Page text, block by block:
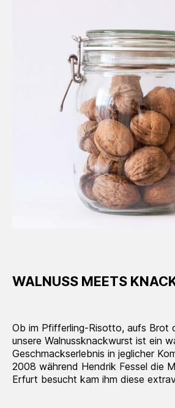
WALNUSS MEETS
Ob im Pfifferling-Risotto, aufs Brot
unsere Walnussknackwurst ist ein
Geschmackserlebnis in jeglicher
2008 während Hendrik Fessel die
Erfurt besucht kam ihm diese